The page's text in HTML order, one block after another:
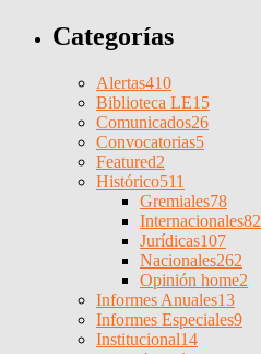
Categorías
Alertas410
Biblioteca LE15
Comunicados26
Convocatorias5
Featured2
Histórico511
Gremiales78
Internacionales82
Jurídicas107
Nacionales262
Opinión home2
Informes Anuales13
Informes Especiales9
Institucional14